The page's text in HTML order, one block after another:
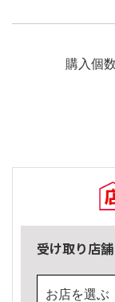
購入個数
受け取り店舗
お店を選ぶ